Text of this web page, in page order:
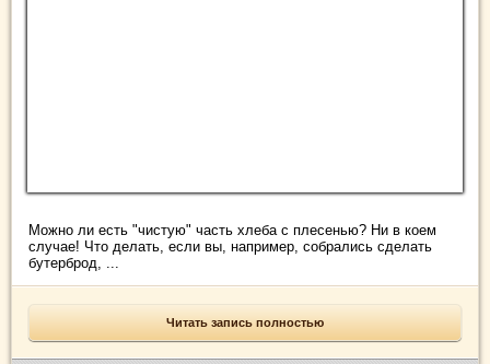
Можно ли есть "чистую" часть хлеба с плесенью? Ни в коем
случае! Что делать, если вы, например, собрались сделать
бутерброд, ...
Читать запись полностью